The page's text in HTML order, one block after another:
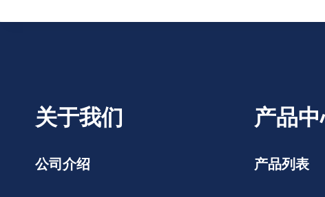
关于我们
公司介绍
产品
产品列表